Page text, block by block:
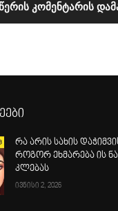
რა არის სახის
როგორ ეხმარება ის
კლებას
ივნისი 2, 2026